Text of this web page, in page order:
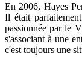
En 2006, Hayes
Il était
passionnée par le
s'associant à une
c'est toujours une